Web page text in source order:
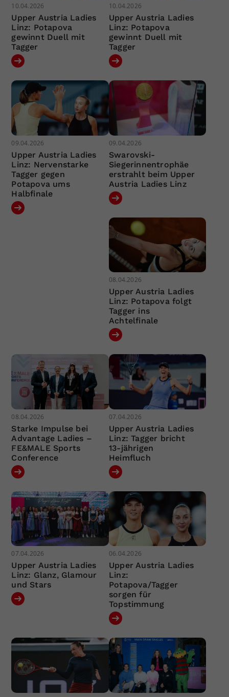
10.04.2026
Upper Austria Ladies
Linz: Potapova
gewinnt Duell mit
Tagger
10.04.2026
Upper Austria Ladies
Linz: Potapova
gewinnt Duell mit
Tagger
09.04.2026
Upper Austria Ladies
Linz: Nervenstarke
Tagger gegen
Potapova ums
Halbfinale
09.04.2026
Swarovski-
Siegerinnentrophäe
erstrahlt beim Upper
Austria Ladies Linz
08.04.2026
Upper Austria Ladies
Linz: Potapova folgt
Tagger ins
Achtelfinale
08.04.2026
Starke Impulse bei
Advantage Ladies –
FE&MALE Sports
Conference
07.04.2026
Upper Austria Ladies
Linz: Tagger bricht
13-jährigen
Heimfluch
07.04.2026
Upper Austria Ladies
Linz: Glanz, Glamour
und Stars
06.04.2026
Upper Austria Ladies
Linz:
Potapova/Tagger
sorgen für
Topstimmung